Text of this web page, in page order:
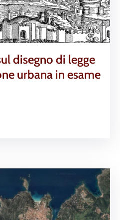
disegno di legge
urbana in esame